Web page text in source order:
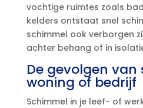
vochtige ruimtes zoals
kelders ontstaat snel
schimmel ook verborgen
achter behang of in
De gevolgen
woning of bedrijf
Schimmel in je leef- of